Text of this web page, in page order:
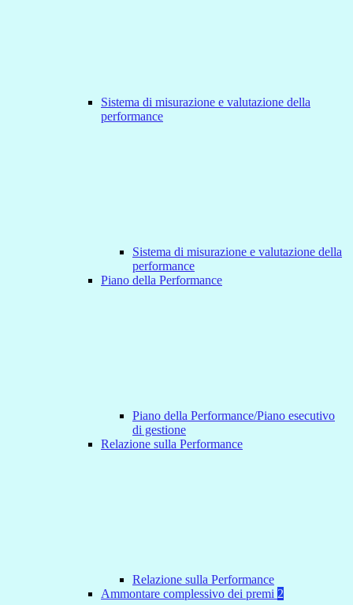
Sistema di misurazione e valutazione della
performance
Sistema di misurazione e valutazione della
performance
Piano della Performance
Piano della Performance/Piano esecutivo
di gestione
Relazione sulla Performance
Relazione sulla Performance
Ammontare complessivo dei premi 2